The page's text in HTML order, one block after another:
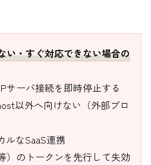
い・すぐ対応できない場合の
サーバ接続を即時停止する
以外へ向けない（外部プロ
ルなSaaS連携
）のトークンを先行して失効